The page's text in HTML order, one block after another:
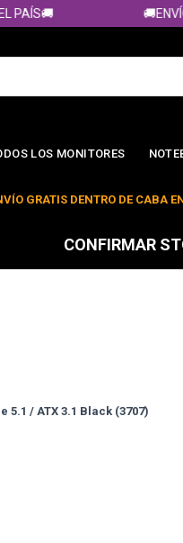
LOS MONITORES
GRATIS DENTRO DE CABA
CONFIRMAR